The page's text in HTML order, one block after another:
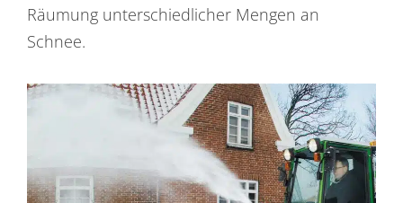
Räumung unterschiedlicher Mengen an
Schnee.